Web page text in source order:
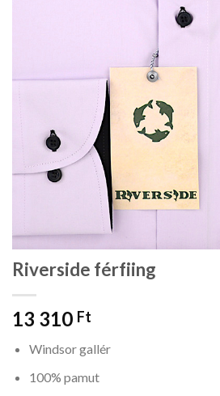
Riverside férfiing
13 310 Ft
Windsor gallér
100% pamut